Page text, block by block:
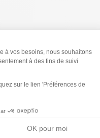
du
à vos besoins, nous souhaitons
à des fins de suivi
sur le lien 'Préférences de
OK pour moi